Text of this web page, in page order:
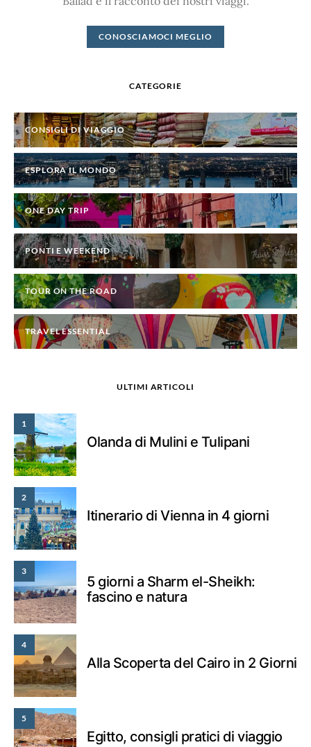
CONOSCIAMOCI MEGLIO
CATEGORIE
CONSIGLI DI VIAGGIO
ESPLORA IL MONDO
ONE DAY TRIP
PONTI E WEEKEND
TOUR ON THE ROAD
TRAVEL ESSENTIAL
ULTIMI ARTICOLI
1
Olanda di Mulini e Tulipani
2
Itinerario di Vienna in 4 giorni
3
5 giorni a Sharm el-Sheikh:
fascino e natura
4
Alla Scoperta del Cairo in 2 Giorni
5
Egitto, consigli pratici di viaggio